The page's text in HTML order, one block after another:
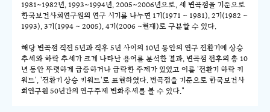
1981~1982년, 1993~1994년, 2005~2006년으로, 세 변곡점을 기준으로
한국보건사회연구원의 연구 시기를 나누면 1기(1971 ~ 1981), 2기(1982 ~
1993), 3기(1994 ~ 2005), 4기(2006 ~현재)로 구분할 수 있다.
해당 변곡점 직전 5년과 직후 5년 사이의 10년 동안의 연구 전환기에 상승
추세와 하락 추세가 크게 나타난 용어를 분석한 결과, 변곡점 전후의 총 10
년 동안 뚜렷하게 급증하거나 급락한 주제가 있었고 이를 '전환기 하락 키
워드', '전환기 상승 키워드'로 표현하였다. 변곡점을 기준으로 한국보건사
회연구원 50년간의 연구주제 변화추세를 볼 수 있다."